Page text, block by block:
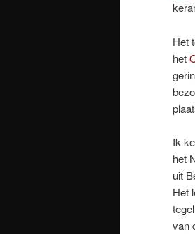
Het
het
Ik
het
uit
Het
van